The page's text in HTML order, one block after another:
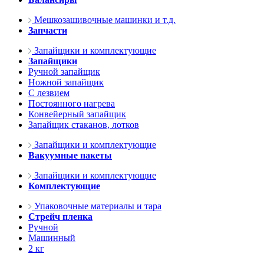
Мешкозашивочные машинки и т.д.
Запчасти
Запайщики и комплектующие
Запайщики
Ручной запайщик
Ножной запайщик
С лезвием
Постоянного нагрева
Конвейерный запайщик
Запайщик стаканов, лотков
Запайщики и комплектующие
Вакуумные пакеты
Запайщики и комплектующие
Комплектующие
Упаковочные материалы и тара
Стрейч пленка
Ручной
Машинный
2 кг